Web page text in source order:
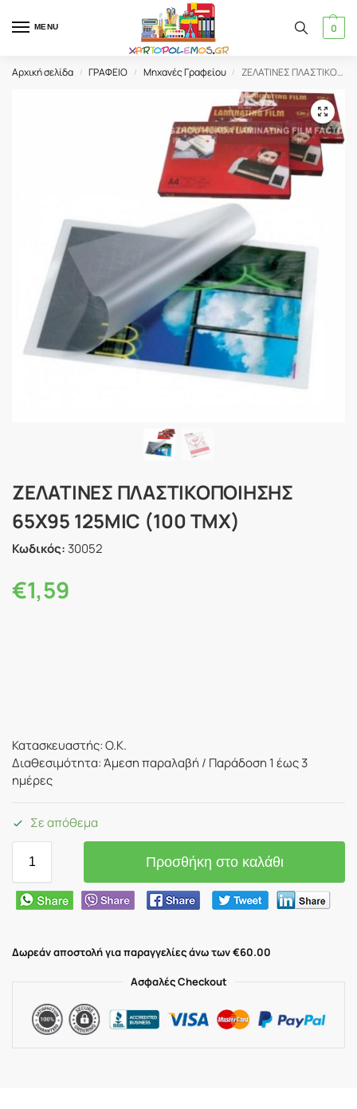
MENU 0
Αρχική σελίδα / ΓΡΑΦΕΙΟ / Μηχανές Γραφείου / ΖΕΛΑΤΙΝΕΣ ΠΛΑΣΤΙΚΟΠΟΙΗΣΗΣ 65Χ95 125mic (100 τμχ)
ΖΕΛΑΤΙΝΕΣ ΠΛΑΣΤΙΚΟΠΟΙΗΣΗΣ
65Χ95 125MIC (100 ΤΜΧ)
Κωδικός: 30052
€1,59
Κατασκευαστής: O.K.
Διαθεσιμότητα: Άμεση παραλαβή / Παράδoση 1 έως 3
ημέρες
Σε απόθεμα
Προσθήκη στο καλάθι
Δωρεάν αποστολή για παραγγελίες άνω των €60.00
Ασφαλές Checkout